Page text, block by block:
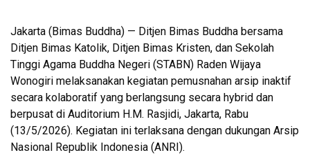
Jakarta (Bimas Buddha) — Ditjen Bimas Buddha bersama
Ditjen Bimas Katolik, Ditjen Bimas Kristen, dan Sekolah
Tinggi Agama Buddha Negeri (STABN) Raden Wijaya
Wonogiri melaksanakan kegiatan pemusnahan arsip inaktif
secara kolaboratif yang berlangsung secara hybrid dan
berpusat di Auditorium H.M. Rasjidi, Jakarta, Rabu
(13/5/2026). Kegiatan ini terlaksana dengan dukungan Arsip
Nasional Republik Indonesia (ANRI).